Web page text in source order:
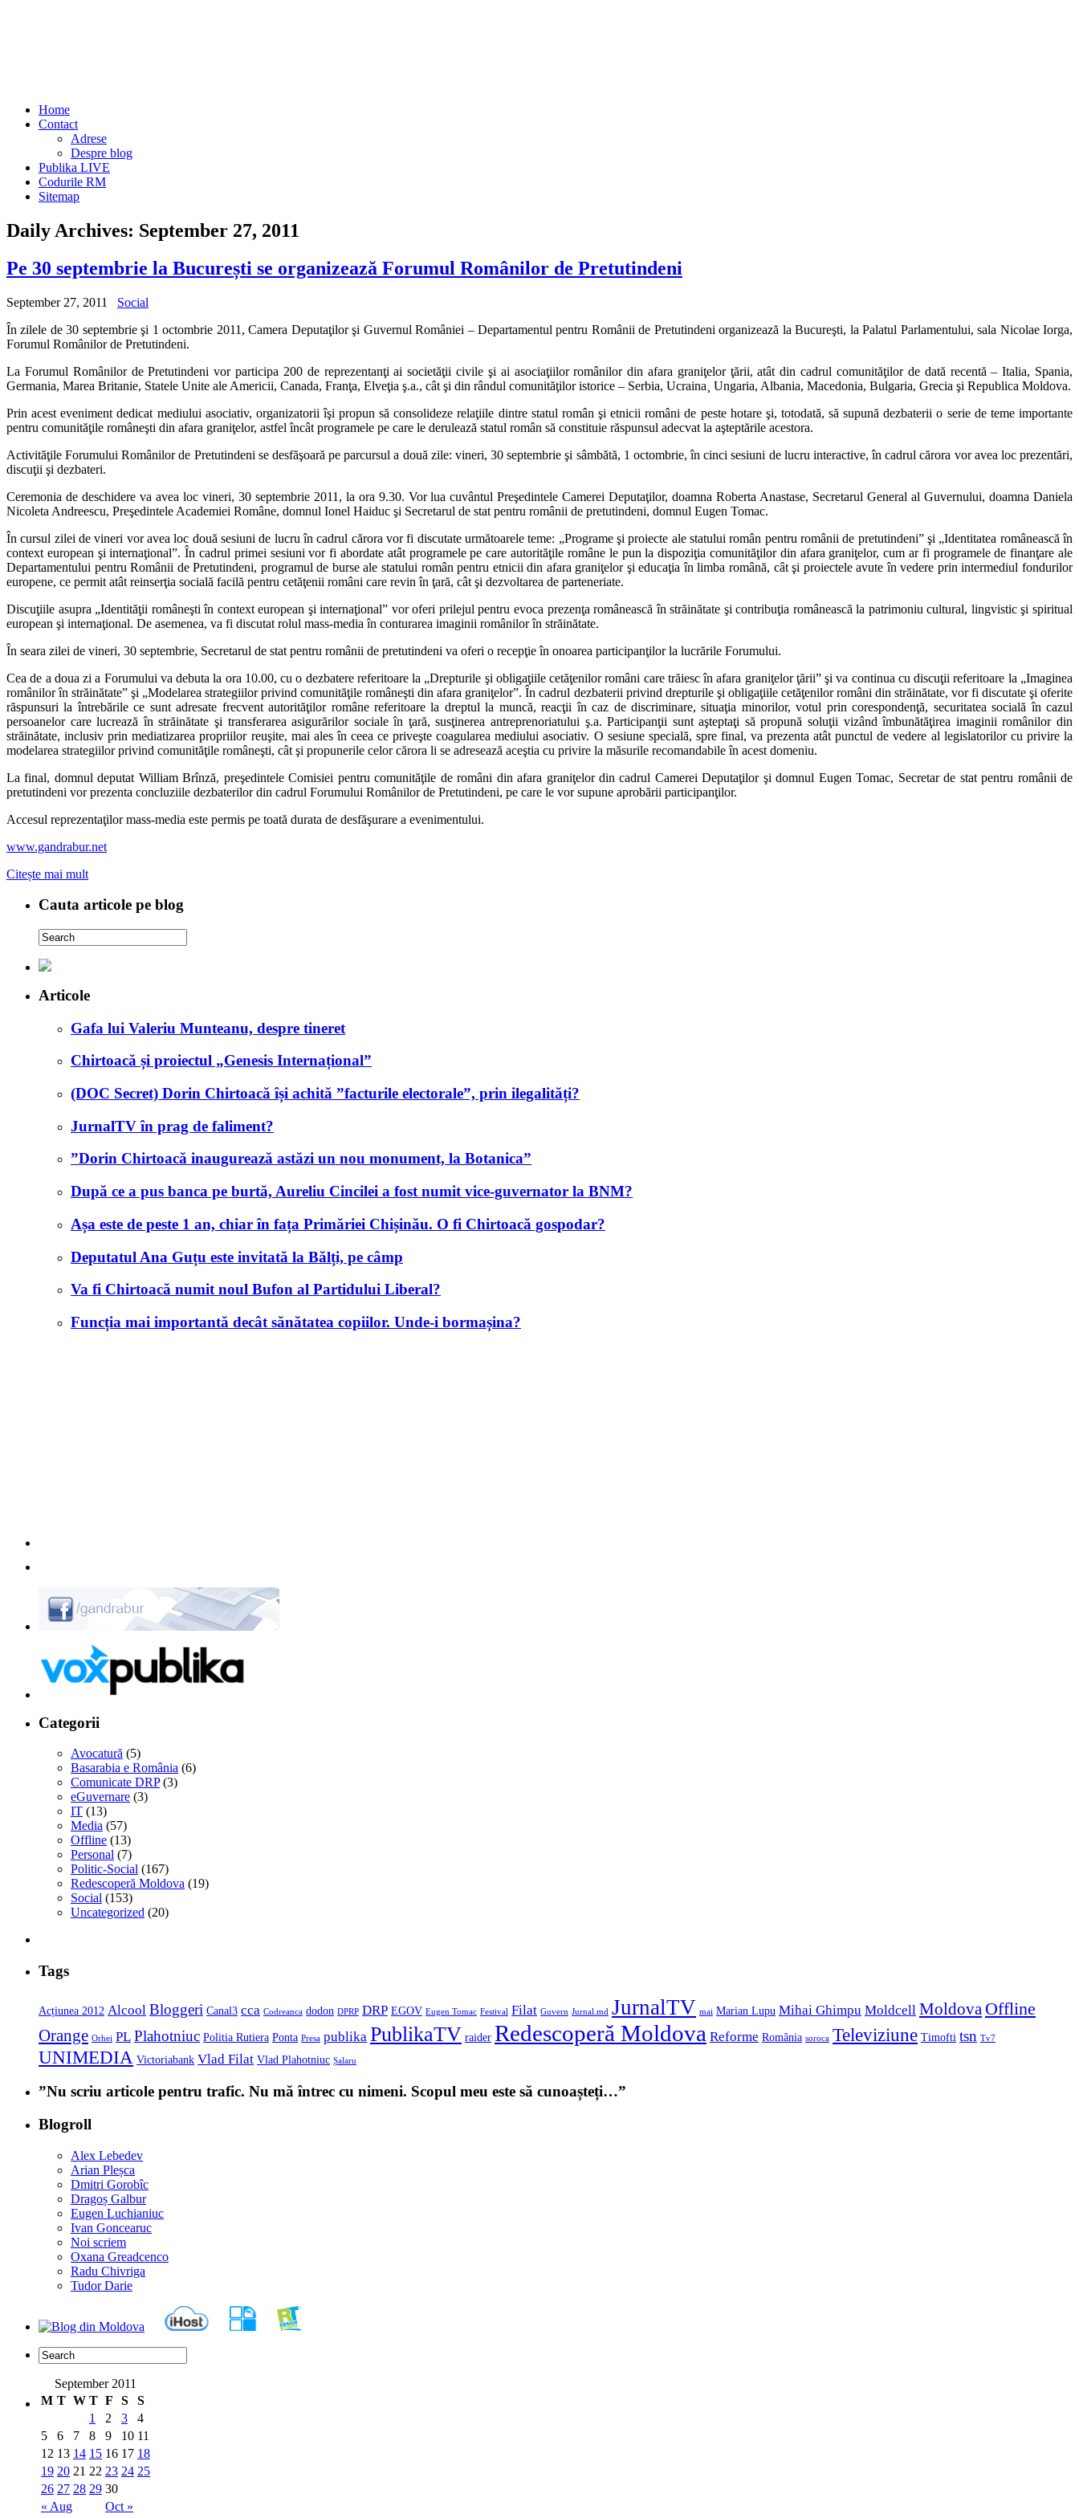
Home
Contact
Adrese
Despre blog
Publika LIVE
Codurile RM
Sitemap
Daily Archives: September 27, 2011
Pe 30 septembrie la București se organizează Forumul Românilor de Pretutindeni
September 27, 2011
Social
În zilele de 30 septembrie şi 1 octombrie 2011, Camera Deputaţilor şi Guvernul României – Departamentul pentru Românii de Pretutindeni organizează la Bucureşti, la Palatul Parlamentului, sala Nicolae Iorga,
Forumul Românilor de Pretutindeni.
La Forumul Românilor de Pretutindeni vor participa 200 de reprezentanţi ai societăţii civile şi ai asociaţiilor românilor din afara graniţelor ţării, atât din cadrul comunităţilor de dată recentă – Italia, Spania,
Germania, Marea Britanie, Statele Unite ale Americii, Canada, Franţa, Elveţia ş.a., cât şi din rândul comunităţilor istorice – Serbia, Ucraina¸ Ungaria, Albania, Macedonia, Bulgaria, Grecia şi Republica Moldova.
Prin acest eveniment dedicat mediului asociativ, organizatorii îşi propun să consolideze relaţiile dintre statul român şi etnicii români de peste hotare şi, totodată, să supună dezbaterii o serie de teme importante
pentru comunităţile româneşti din afara graniţelor, astfel încât programele pe care le derulează statul român să constituie răspunsul adecvat la aşteptările acestora.
Activităţile Forumului Românilor de Pretutindeni se desfăşoară pe parcursul a două zile: vineri, 30 septembrie şi sâmbătă, 1 octombrie, în cinci sesiuni de lucru interactive, în cadrul cărora vor avea loc prezentări,
discuţii şi dezbateri.
Ceremonia de deschidere va avea loc vineri, 30 septembrie 2011, la ora 9.30. Vor lua cuvântul Preşedintele Camerei Deputaţilor, doamna Roberta Anastase, Secretarul General al Guvernului, doamna Daniela
Nicoleta Andreescu, Preşedintele Academiei Române, domnul Ionel Haiduc şi Secretarul de stat pentru românii de pretutindeni, domnul Eugen Tomac.
În cursul zilei de vineri vor avea loc două sesiuni de lucru în cadrul cărora vor fi discutate următoarele teme: „Programe şi proiecte ale statului român pentru românii de pretutindeni” şi „Identitatea românească în
context european şi internaţional”. În cadrul primei sesiuni vor fi abordate atât programele pe care autorităţile române le pun la dispoziţia comunităţilor din afara graniţelor, cum ar fi programele de finanţare ale
Departamentului pentru Românii de Pretutindeni, programul de burse ale statului român pentru etnicii din afara graniţelor şi educaţia în limba română, cât şi proiectele avute în vedere prin intermediul fondurilor
europene, ce permit atât reinserţia socială facilă pentru cetăţenii români care revin în ţară, cât şi dezvoltarea de parteneriate.
Discuţiile asupra „Identităţii româneşti în context european şi internaţional” vor oferi prilejul pentru evoca prezenţa românească în străinătate şi contribuţia românească la patrimoniu cultural, lingvistic şi spiritual
european şi internaţional. De asemenea, va fi discutat rolul mass-media în conturarea imaginii românilor în străinătate.
În seara zilei de vineri, 30 septembrie, Secretarul de stat pentru românii de pretutindeni va oferi o recepţie în onoarea participanţilor la lucrările Forumului.
Cea de a doua zi a Forumului va debuta la ora 10.00, cu o dezbatere referitoare la „Drepturile şi obligaţiile cetăţenilor români care trăiesc în afara graniţelor ţării” şi va continua cu discuţii referitoare la „Imaginea
românilor în străinătate” şi „Modelarea strategiilor privind comunităţile româneşti din afara graniţelor”. În cadrul dezbaterii privind drepturile şi obligaţiile cetăţenilor români din străinătate, vor fi discutate şi oferite
răspunsuri la întrebările ce sunt adresate frecvent autorităţilor române referitoare la dreptul la muncă, reacţii în caz de discriminare, situaţia minorilor, votul prin corespondenţă, securitatea socială în cazul
persoanelor care lucrează în străinătate şi transferarea asigurărilor sociale în ţară, susţinerea antreprenoriatului ş.a. Participanţii sunt aşteptaţi să propună soluţii vizând îmbunătăţirea imaginii românilor din
străinătate, inclusiv prin mediatizarea propriilor reuşite, mai ales în ceea ce priveşte coagularea mediului asociativ. O sesiune specială, spre final, va prezenta atât punctul de vedere al legislatorilor cu privire la
modelarea strategiilor privind comunităţile româneşti, cât şi propunerile celor cărora li se adresează aceştia cu privire la măsurile recomandabile în acest domeniu.
La final, domnul deputat William Brînză, preşedintele Comisiei pentru comunităţile de români din afara graniţelor din cadrul Camerei Deputaţilor şi domnul Eugen Tomac, Secretar de stat pentru românii de
pretutindeni vor prezenta concluziile dezbaterilor din cadrul Forumului Românilor de Pretutindeni, pe care le vor supune aprobării participanţilor.
Accesul reprezentaţilor mass-media este permis pe toată durata de desfăşurare a evenimentului.
www.gandrabur.net
Citește mai mult
Cauta articole pe blog
Articole
Gafa lui Valeriu Munteanu, despre tineret
Chirtoacă și proiectul „Genesis Internațional”
(DOC Secret) Dorin Chirtoacă își achită ”facturile electorale”, prin ilegalități?
JurnalTV în prag de faliment?
”Dorin Chirtoacă inaugurează astăzi un nou monument, la Botanica”
După ce a pus banca pe burtă, Aureliu Cincilei a fost numit vice-guvernator la BNM?
Așa este de peste 1 an, chiar în fața Primăriei Chișinău. O fi Chirtoacă gospodar?
Deputatul Ana Guțu este invitată la Bălți, pe câmp
Va fi Chirtoacă numit noul Bufon al Partidului Liberal?
Funcția mai importantă decât sănătatea copiilor. Unde-i bormașina?
Categorii
Avocatură (5)
Basarabia e România (6)
Comunicate DRP(3)
eGuvernare (3)
IT (13)
Media (57)
Offline (13)
Personal (7)
Politic-Social (167)
Redescoperă Moldova (19)
Social (153)
Uncategorized (20)
Tags
Acțiunea 2012 Alcool Bloggeri Canal3 cca Codreanca dodon DPRP DRP EGOV Eugen Tomac Festival Filat Guvern Jurnal.md JurnalTV mai Marian Lupu Mihai Ghimpu Moldcell Moldova Offline
Orange Orhei PL Plahotniuc Politia Rutiera Ponta Presa publika PublikaTV raider Redescoperă Moldova Reforme România soroca Televiziune Timofti tsn Tv7
UNIMEDIA Victoriabank Vlad Filat Vlad Plahotniuc Șalaru
”Nu scriu articole pentru trafic. Nu mă întrec cu nimeni. Scopul meu este să cunoașteți…”
Blogroll
Alex Lebedev
Arian Pleșca
Dmitri Gorobîc
Dragoș Galbur
Eugen Luchianiuc
Ivan Goncearuc
Noi scriem
Oxana Greadcenco
Radu Chivriga
Tudor Darie
September 2011
M T W T F S S
« Aug Oct »
1 2 3
4
5
6 7 8 9 10 11
12 13 14 15 16 17 18
19 20 21 22 23 24 25
26 27 28 29 30